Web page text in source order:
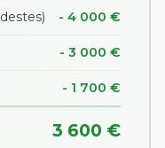
- 4 000 €
- 3 000 €
- 1 700 €
3 600 €